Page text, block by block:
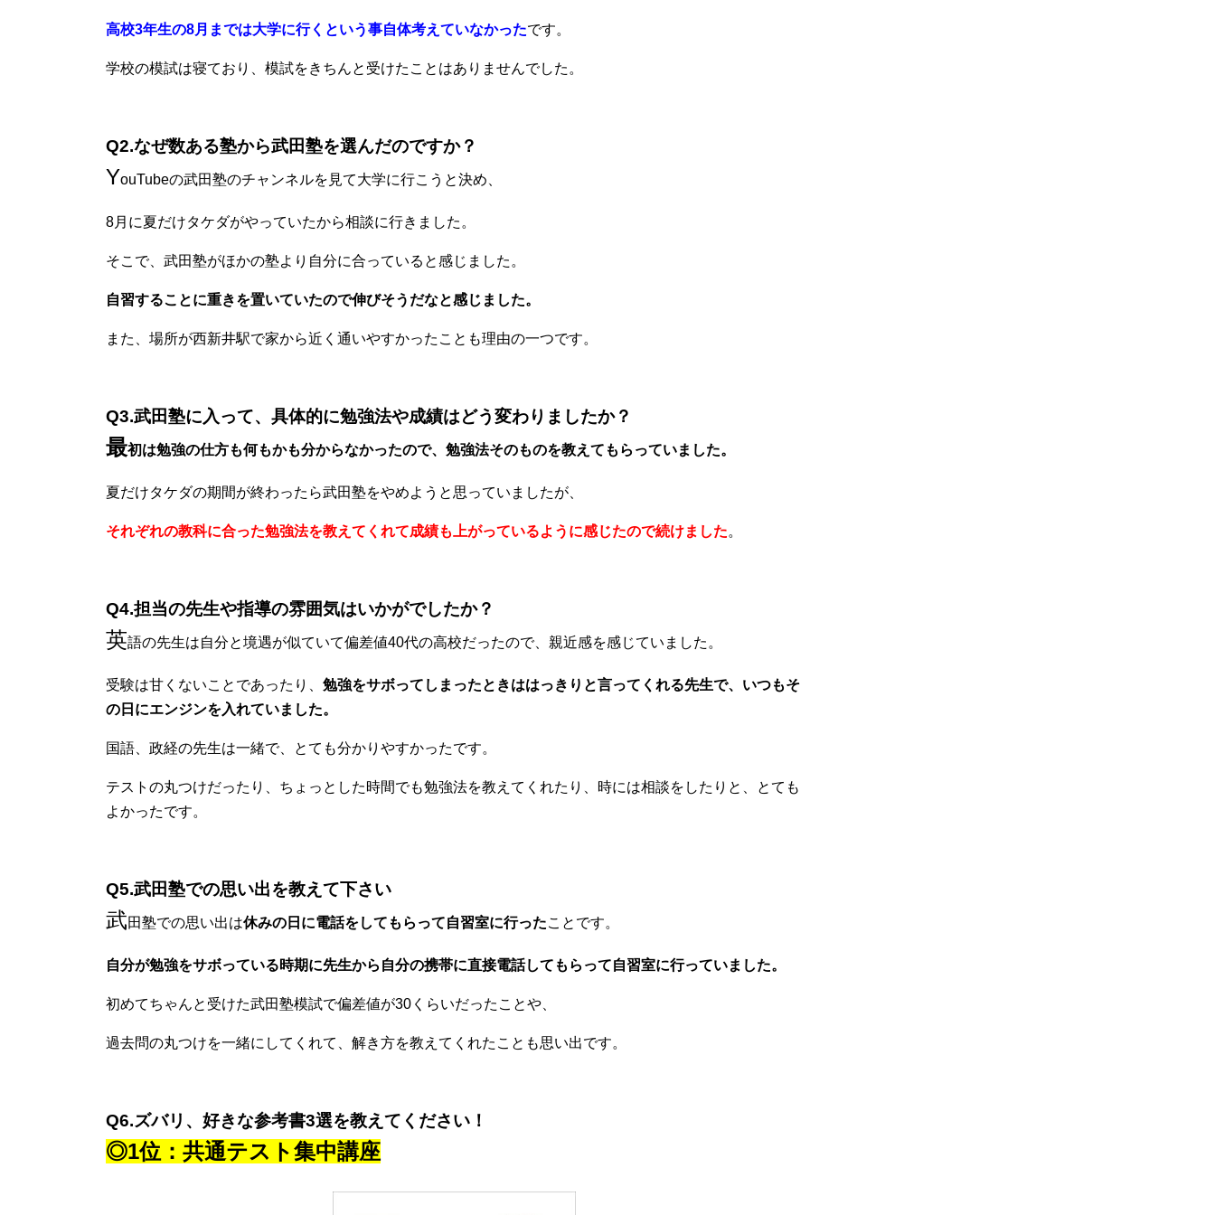
高校3年生の8月までは大学に行くという事自体考えていなかったです。
学校の模試は寝ており、模試をきちんと受けたことはありませんでした。
Q2.なぜ数ある塾から武田塾を選んだのですか？
YouTubeの武田塾のチャンネルを見て大学に行こうと決め、
8月に夏だけタケダがやっていたから相談に行きました。
そこで、武田塾がほかの塾より自分に合っていると感じました。
自習することに重きを置いていたので伸びそうだなと感じました。
また、場所が西新井駅で家から近く通いやすかったことも理由の一つです。
Q3.武田塾に入って、具体的に勉強法や成績はどう変わりましたか？
最初は勉強の仕方も何もかも分からなかったので、勉強法そのものを教えてもらっていました。
夏だけタケダの期間が終わったら武田塾をやめようと思っていましたが、
それぞれの教科に合った勉強法を教えてくれて成績も上がっているように感じたので続けました。
Q4.担当の先生や指導の雰囲気はいかがでしたか？
英語の先生は自分と境遇が似ていて偏差値40代の高校だったので、親近感を感じていました。
受験は甘くないことであったり、 勉強をサボってしまったときははっきりと言ってくれる先生で、いつもそ
の日にエンジンを入れていました。
国語、政経の先生は一緒で、とても分かりやすかったです。
テストの丸つけだったり、ちょっとした時間でも勉強法を教えてくれたり、時には相談をしたりと、とても
よかったです。
Q5.武田塾での思い出を教えて下さい
武田塾での思い出は休みの日に電話をしてもらって自習室に行ったことです。
自分が勉強をサボっている時期に先生から自分の携帯に直接電話してもらって自習室に行っていました。
初めてちゃんと受けた武田塾模試で偏差値が30くらいだったことや、
過去問の丸つけを一緒にしてくれて、解き方を教えてくれたことも思い出です。
Q6.ズバリ、好きな参考書3選を教えてください！
◎1位：共通テスト集中講座